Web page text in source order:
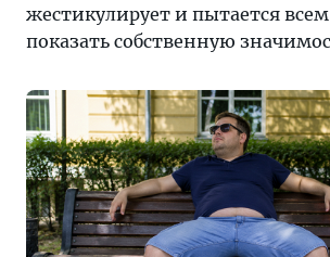
жестикулирует и пытается
показать собственную